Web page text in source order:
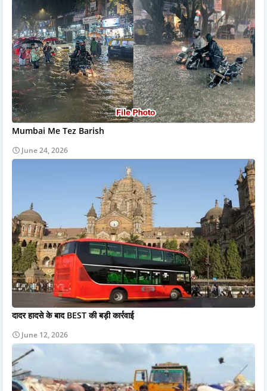
Mumbai Me Tez Barish
June 24, 2026
दादर हादसे के बाद BEST की बड़ी कार्रवाई
June 12, 2026